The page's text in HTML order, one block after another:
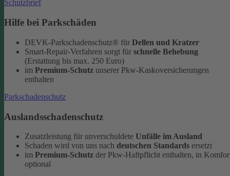
Schutzbrief
Hilfe bei Parkschäden
DEVK-Parkschadenschutz® für Dellen und Kratzer
Smart-Repair-Verfahren sorgt für schnelle Behebung
(Erstattung bis max. 250 Euro)
im Premium-Schutz unserer Pkw-Kaskoversicherungen
enthalten
Parkschadenschutz
Auslandsschadenschutz
Zusatzleistung für unverschuldete Unfälle im Ausland
Schaden wird von uns nach deutschen Standards ersetzt
im Premium-Schutz der Pkw-Haftpflicht enthalten, in
optional